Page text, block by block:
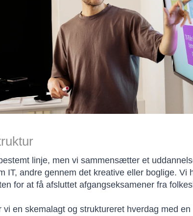
linje, men vi sammensætter et
IT, andre gennem det kreative eller boglige. Vi
for at få afsluttet afgangseksamener fra
vi en skemalagt og struktureret hverdag med